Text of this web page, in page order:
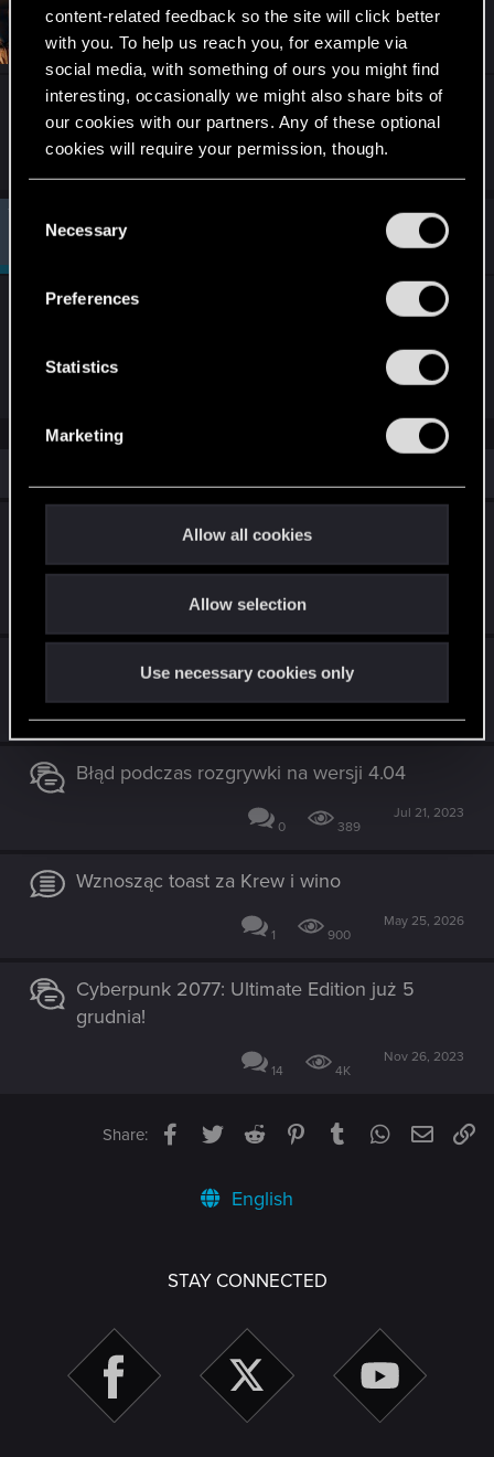
content-related feedback so the site will click better
with you. To help us reach you, for example via
social media, with something of ours you might find
interesting, occasionally we might also share bits of
our cookies with our partners. Any of these optional
cookies will require your permission, though.
and tweak your preferences regarding them in the
Necessary
Preferences
Statistics
Marketing
Allow all cookies
Allow selection
Use necessary cookies only
5ander5 Mentor
Dec 30, 2023
To chyba tak miało być, bo nie wydaje mi się żeby
na 14 poziomie już wypadały niebieskie.
Yakin
Dec 31, 2023
Miałem dokładnie tak samo. Poziom tych broni,
Procent zepsutych też domyślnie jest dosyć duży.
Spektakle/widowiska teatralne i pokazy -
3
Pytanie o kolejne wersje gier
2 545
Oct 17, 2025
Błąd podczas rozgrywki na wersji 4.04
0 389
Jul 21, 2023
Wznosząc toast za Krew i wino
1 900
May 25, 2026
Cyberpunk 2077: Ultimate Edition już 5
grudnia!
14 4K
Nov 26, 2023
Share: Facebook
TwitterReddit PinterestTumblrWhatsApp
Email
English
STAY CONNECTED